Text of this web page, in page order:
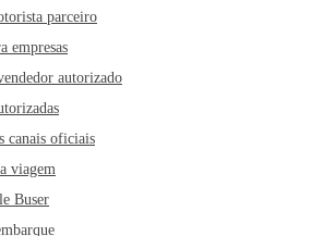
parceiro
empresas
autorizado
canais oficiais
viagem
Buser